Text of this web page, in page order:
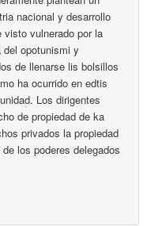
nacional y desarrollo
visto vulnerado por la
opotunismi y
de llenarse lis bolsillos
ha ocurrido en edtis
Los dirigentes
de propiedad de ka
privados la propiedad
los poderes delegados